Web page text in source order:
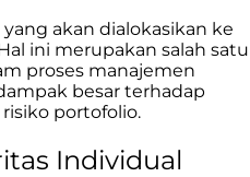
akan dialokasikan ke
ini merupakan salah satu
proses manajemen
besar terhadap
portofolio.
Individual